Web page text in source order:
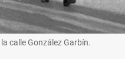
calle González Garbín.